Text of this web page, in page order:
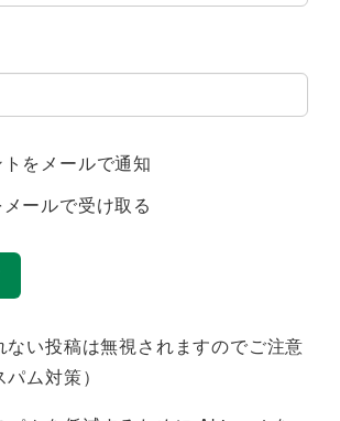
をメールで通知
ールで受け取る
ない投稿は無視されますのでご注意
ム対策）